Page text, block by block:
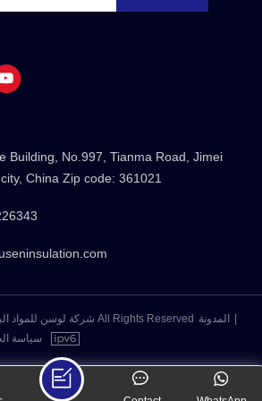
Building, No.997, Tianma Road, Jimei
China Zip code: 361021
© 2026 شركة لوسن للمواد البناء العازلة المحدوده All Rights Reserved المدونة
سياسة